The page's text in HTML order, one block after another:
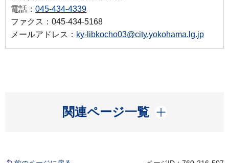
電話： 045-434-4339
ファクス：045-434-5168
メールアドレス： ky-libkocho03@city.yokohama.lg.jp
関連ページ一覧
開く